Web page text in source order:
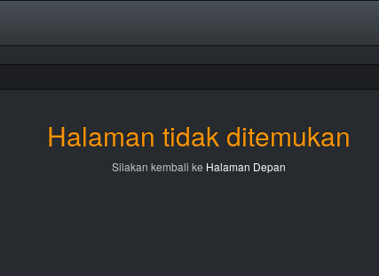
Halaman tidak ditemukan
Silakan kembali ke Halaman Depan